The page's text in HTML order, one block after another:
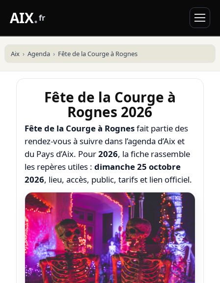
AIX.fr
Aix Agenda Fête de la Courge à Rognes
Fête de la Courge à
Rognes 2026
Fête de la Courge à Rognesfait partie des
rendez-vous à suivre dans l’agenda d’Aix et
du Pays d’Aix. Pour2026, la fiche rassemble
les repères utiles : dimanche 25 octobre
2026, lieu, accès, public, tarifs et lien officiel.